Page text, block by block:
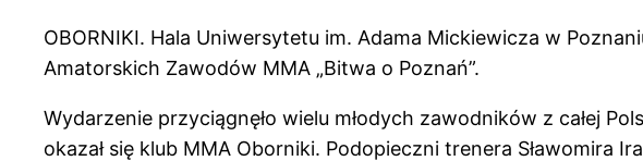
OBORNIKI. Hala Uniwersytetu im. Adama Mickiewicza w
Amatorskich Zawodów MMA „Bitwa o Poznań”.
Wydarzenie przyciągnęło wielu młodych zawodników z całej
okazał się klub MMA Oborniki. Podopieczni trenera Sławomira